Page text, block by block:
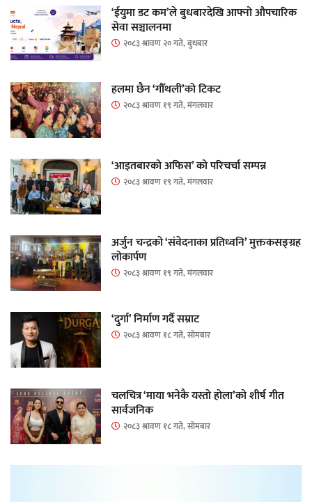
‘ईयुमा डट कम’ले बुधबारदेखि आफ्नो औपचारिक
सेवा सञ्चालनमा
२०८३ श्रावण २० गते, बुधबार
हलमा छैन ‘गौँथली’को टिकट
२०८३ श्रावण १९ गते, मंगलवार
‘आइतबारको अफिस’ को परिचर्चा सम्पन्न
२०८३ श्रावण १९ गते, मंगलवार
अर्जुन चन्द्रको ‘संवेदनाका प्रतिध्वनि’ मुक्तकसङ्ग्रह
लोकार्पण
२०८३ श्रावण १९ गते, मंगलवार
‘दुर्गा’ निर्माण गर्दै सम्राट
२०८३ श्रावण १८ गते, सोमबार
चलचित्र ‘माया भनेकै यस्तो होला’को शीर्ष गीत
सार्वजनिक
२०८३ श्रावण १८ गते, सोमबार